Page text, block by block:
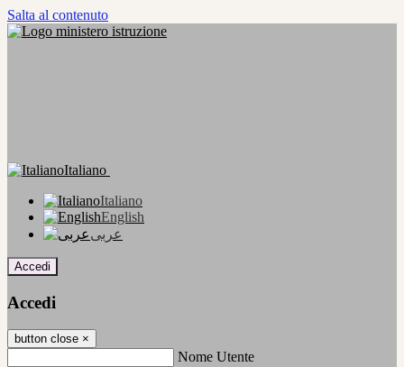
Salta al contenuto
Italiano
Italiano
English
عربى
Accedi
Accedi
button close ×
Nome Utente